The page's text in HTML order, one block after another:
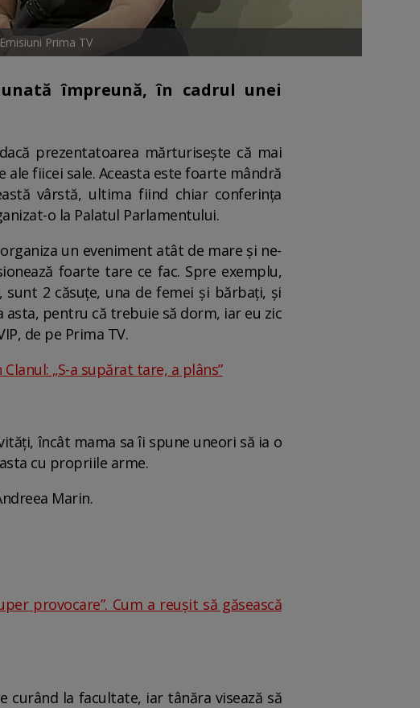
Prima TV
împreună, în cadrul unei
prezentatoarea mărturisește că mai
fiicei sale. Aceasta este foarte mândră
vârstă, ultima fiind chiar conferința
o la Palatul Parlamentului.
un eveniment atât de mare și ne-
foarte tare ce fac. Spre exemplu,
2 căsuțe, una de femei și bărbați, și
pentru că trebuie să dorm, iar eu zic
de pe Prima TV.
„S-a supărat tare, a plâns”
încât mama sa îi spune uneori să ia o
cu propriile arme.
Marin.
provocare”. Cum a reușit să găsească
curând la facultate, iar tânăra visează să